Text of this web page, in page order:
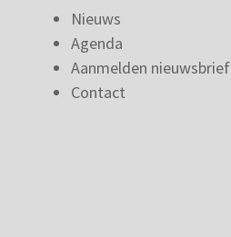
Nieuws
Agenda
Aanmelden nieuwsbrief
Contact